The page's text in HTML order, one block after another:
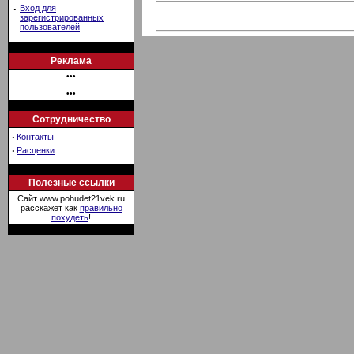
· Вход для
зарегистрированных
пользователей
Реклама
•••
•••
Сотрудничество
· Контакты
· Расценки
Полезные ссылки
Сайт www.pohudet21vek.ru
расскажет как правильно
похудеть!